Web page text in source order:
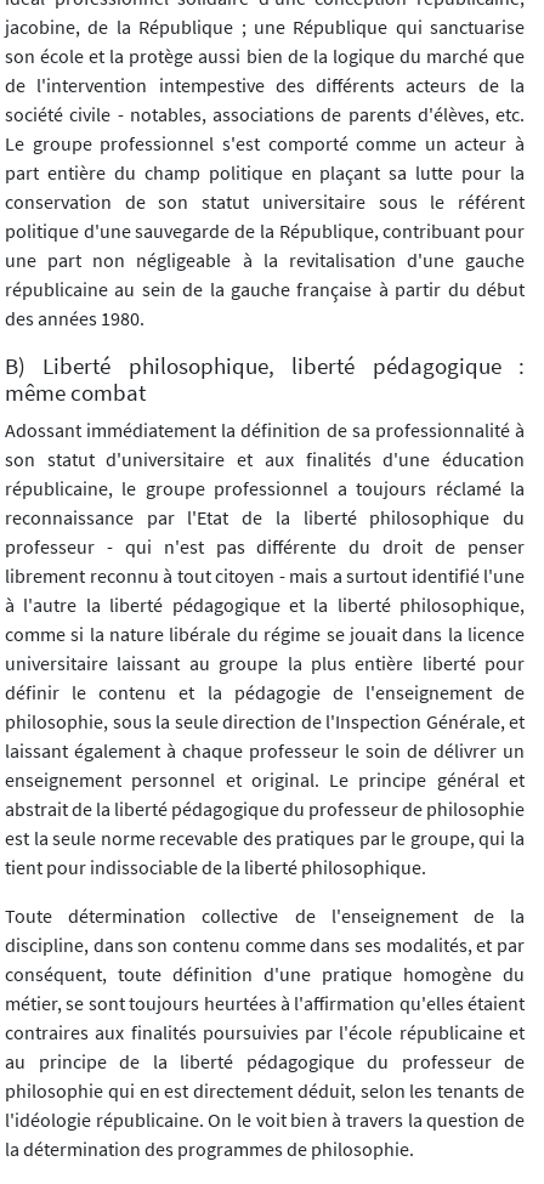
jacobine, de la République ; une République qui sanctuarise
son école et la protège aussi bien de la logique du marché que
de l'intervention intempestive des différents acteurs de la
société civile - notables, associations de parents d'élèves, etc.
Le groupe professionnel s'est comporté comme un acteur à
part entière du champ politique en plaçant sa lutte pour la
conservation de son statut universitaire sous le référent
politique d'une sauvegarde de la République, contribuant pour
une part non négligeable à la revitalisation d'une gauche
républicaine au sein de la gauche française à partir du début
des années 1980.
B) Liberté philosophique, liberté pédagogique :
même combat
Adossant immédiatement la définition de sa professionnalité à
son statut d'universitaire et aux finalités d'une éducation
républicaine, le groupe professionnel a toujours réclamé la
reconnaissance par l'Etat de la liberté philosophique du
professeur - qui n'est pas différente du droit de penser
librement reconnu à tout citoyen - mais a surtout identifié l'une
à l'autre la liberté pédagogique et la liberté philosophique,
comme si la nature libérale du régime se jouait dans la licence
universitaire laissant au groupe la plus entière liberté pour
définir le contenu et la pédagogie de l'enseignement de
philosophie, sous la seule direction de l'Inspection Générale, et
laissant également à chaque professeur le soin de délivrer un
enseignement personnel et original. Le principe général et
abstrait de la liberté pédagogique du professeur de philosophie
est la seule norme recevable des pratiques par le groupe, qui la
tient pour indissociable de la liberté philosophique.
Toute détermination collective de l'enseignement de la
discipline, dans son contenu comme dans ses modalités, et par
conséquent, toute définition d'une pratique homogène du
métier, se sont toujours heurtées à l'affirmation qu'elles étaient
contraires aux finalités poursuivies par l'école républicaine et
au principe de la liberté pédagogique du professeur de
philosophie qui en est directement déduit, selon les tenants de
l'idéologie républicaine. On le voit bien à travers la question de
la détermination des programmes de philosophie.